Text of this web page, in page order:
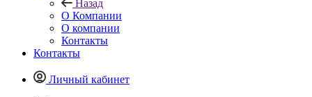
Назад
О Компании
О компании
Контакты
Контакты
Личный кабинет